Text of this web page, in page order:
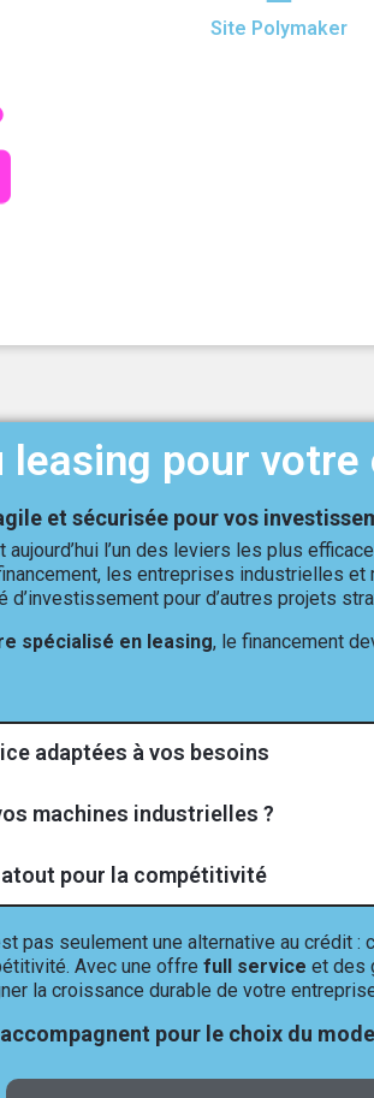
Site Polymaker
leasing pour
et sécurisée pour vos
aujourd’hui l’un des leviers les plus
les entreprises industrielles
pour d’autres projets
spécialisé en leasing, le financement
adaptées à vos besoins
machines industrielles ?
pour la compétitivité
pas seulement une alternative au crédit
Avec une offre full service et des
la croissance durable de votre
pour le choix du